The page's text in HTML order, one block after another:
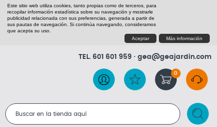
Este sitio web utiliza cookies, tanto propias como de terceros, para
recopilar información estadística sobre su navegación y mostrarle
publicidad relacionada con sus preferencias, generada a partir de
sus pautas de navegación. Si continúa navegando, consideramos
que acepta su uso.
Aceptar
Más información
TEL. 601 601 959 · gea@geajardin.com
0